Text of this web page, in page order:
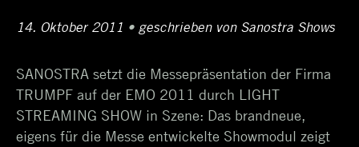
Posted
14. Oktober 2011 11.
2017
• Author
geschrieben von Sanostra Shows
SANOSTRA setzt die Messepräsentation der Firma
TRUMPF auf der EMO 2011 durch LIGHT
STREAMING SHOW in Szene: Das brandneue,
eigens für die Messe entwickelte Showmodul zeigt